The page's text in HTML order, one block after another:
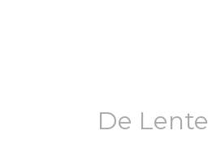
De
is
begonnen,